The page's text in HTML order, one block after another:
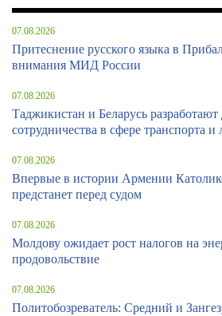
07.08.2026
Притеснение русского языка в
внимания МИД России
07.08.2026
Таджикистан и Беларусь
сотрудничества в сфере транспорта и
07.08.2026
Впервые в истории Армении
предстанет перед судом
07.08.2026
Молдову ожидает рост налогов на
продовольствие
07.08.2026
Политобозреватель: Средний и